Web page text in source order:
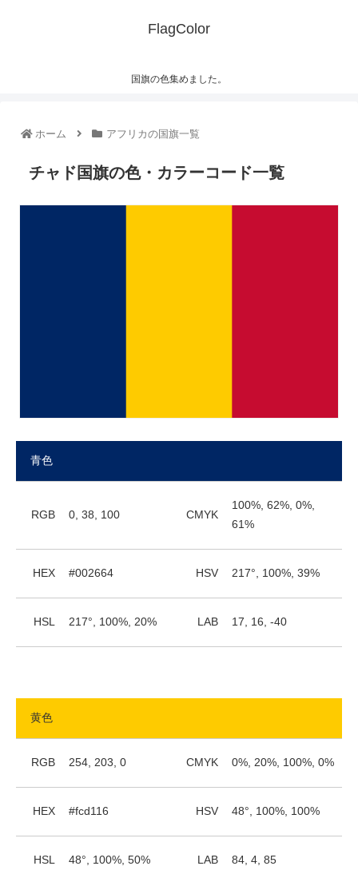
FlagColor
国旗の色集めました。
ホーム アフリカの国旗一覧
チャド国旗の色・カラーコード一覧
青色
RGB 0, 38, 100 CMYK
100%, 62%, 0%,
61%
HEX #002664 HSV 217°, 100%, 39%
HSL 217°, 100%, 20% LAB 17, 16, -40
黄色
RGB 254, 203, 0 CMYK 0%, 20%, 100%, 0%
HEX #fcd116 HSV 48°, 100%, 100%
HSL 48°, 100%, 50% LAB 84, 4, 85